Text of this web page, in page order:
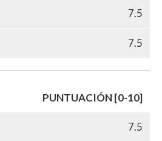
7.5
7.5
PUNTUACIÓN [0-10]
7.5